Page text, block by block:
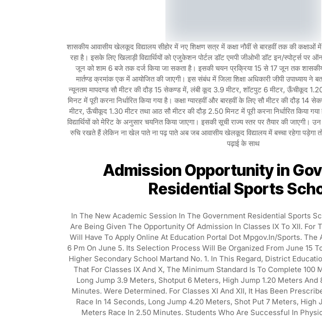
शासकीय आवासीय खेलकूद विद्यालय सीहोर में नए शिक्षण सत्र में कक्षा नौवीं से बारहवीं तक की
रहा है। इसके लिए खिलाड़ी विद्यार्थियों को एजुकेशन पोर्टल डॉट एमपी जीओभी डॉट इन/स्पोर्ट्स
जून को शाम 6 बजे तक दर्ज किया जा सकता है। इसकी चयन प्रक्रिया 15 से 17 जून तक शासकीय
मार्तण्ड क्रमांक एक में आयोजित की जाएगी। इस संबंध में जिला शिक्षा अधिकारी जीपी उपाध्याय ने
न्यूनतम मापदण्ड सौ मीटर की दौड़ 15 सेकण्ड में, लंबी कूद 3.9 मीटर, शॉटपुट 6 मीटर, ऊँचीकूद
मिनट में पूरी करना निर्धारित किया गया है। कक्षा ग्यारहवीं और बारहवीं के लिए सौ मीटर की दौड़
मीटर, ऊँचीकूद 1.30 मीटर तथा आठ सौ मीटर की दौड़ 2.50 मिनट में पूरी करना निर्धारित किया
विद्यार्थियों को मेरिट के अनुसार चयनित किया जाएगा। इसकी सूची राज्य स्तर पर तैयार की
रुचि रखते हैं लेकिन ना खेल पाते ना पढ़ पाते अब जब आवासीय खेलकूद विद्यालय में बच्चा रहेगा पड़ेगा
पढ़ाई के साथ
Admission Opportunity in
Residential Sports
In The New Academic Session In The Government Residential Sports
Are Being Given The Opportunity Of Admission In Classes IX To XII. For
Will Have To Apply Online At Education Portal Dot Mpgov.in/sports. The
6 Pm On June 5. Its Selection Process Will Be Organized From June 15
Higher Secondary School Martand No. 1. In This Regard, District
That For Classes IX And X, The Minimum Standard Is To Complete 100
Long Jump 3.9 Meters, Shotput 6 Meters, High Jump 1.20 Meters And
Minutes. Were Determined. For Classes XI And XII, It Has Been
Race In 14 Seconds, Long Jump 4.20 Meters, Shot Put 7 Meters, High
Meters Race In 2.50 Minutes. Students Who Are Successful In